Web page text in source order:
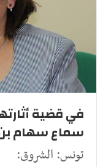
في قضية
سماع سهام
تونس: الشروق: